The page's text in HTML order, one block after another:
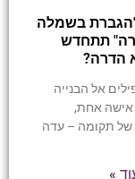
בשמלה
תתחדש
הדרה?
אל הבנייה
אחת,
של תקומה – עדה
»